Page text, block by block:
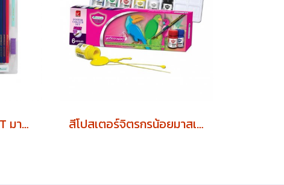
สีไม้ยาว MASTER ART มาสเตอร์อาร์ต 12สี สีโปสเตอร์จิตรกรน้อยมาสเตอร์อาร์ต 6สี (1โหล)